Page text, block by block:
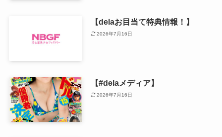
【delaお目当て特典情報！】
2026年7月16日
【#delaメディア】
2026年7月16日